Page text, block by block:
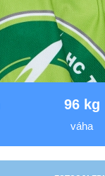
96 kg
váha